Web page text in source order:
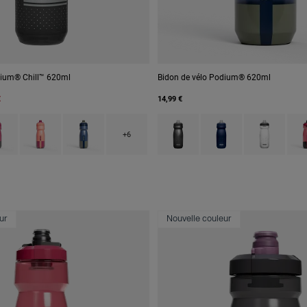
Chill™ 620ml
type of Black.
swatch type of Mercury Berry.
Product swatch type of Mercury Blush.
Product swatch type of Mercury Deep Sea.
+6
Bidon de vélo Podium® 620ml
14,99 €
Product swatch type of Black.
Product swatch type of
Product
Nouvelle couleur